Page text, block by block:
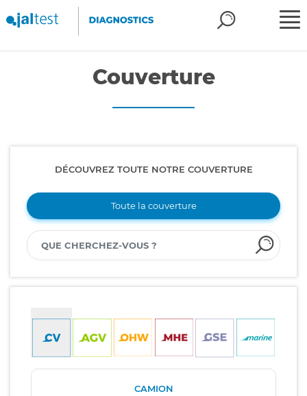
Couverture
DÉCOUVREZ TOUTE NOTRE COUVERTURE
Toute la couverture
CAMION